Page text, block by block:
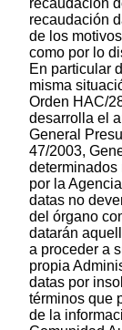
recaudación
de los
como por lo
En particular
misma
Orden HAC/
desarrolla el
General
47/2003,
determinados
por la
datas no
del órgano
datarán
a proceder a
propia
datas por
términos que
de la